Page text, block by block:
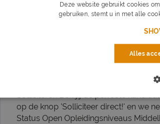
Minimaal mbo4 werk- en
Spreekt vloeiend Nederlands
Klantgericht en enthousiast
Liefde voor technologie en
Solliciteren Ben jij de perfecte
op de knop 'Solliciteer direct!' en we
Status Open Opleidingsniveaus
Deze website gebruikt cookies
gebruiken, stemt u in met alle
Alles